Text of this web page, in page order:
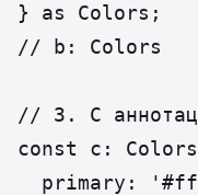
} as Colors;
// b: Colors
// 3. С
const c:
primary: